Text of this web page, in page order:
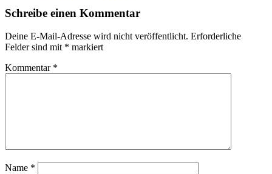
Schreibe einen Kommentar
Deine E-Mail-Adresse wird nicht veröffentlicht. Erforderliche
Felder sind mit * markiert
Kommentar *
Name *